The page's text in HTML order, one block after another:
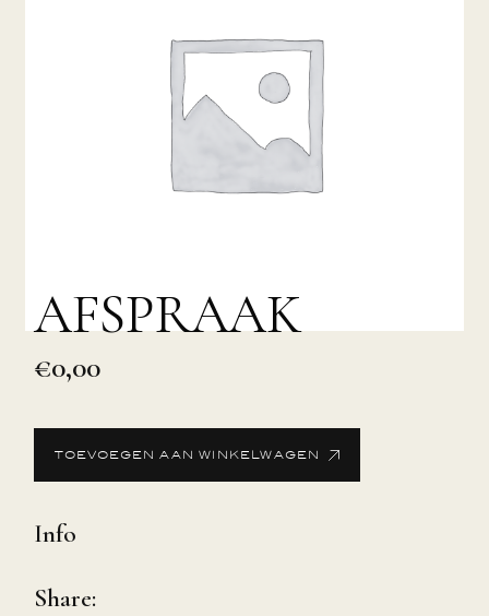
AFSPRAAK
€0,00
TOEVOEGEN AAN WINKELWAGEN
Info
Share: